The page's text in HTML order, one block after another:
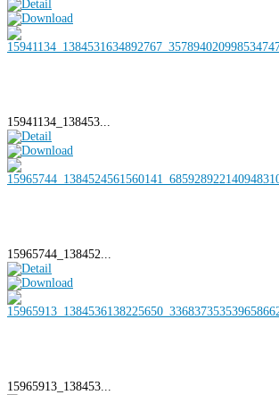
15941134_138453...
15965744_138452...
15965913_138453...